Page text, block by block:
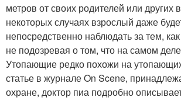
метров от своих родителей или других
некоторых случаях взрослый даже
непосредственно наблюдать за тем,
не подозревая о том, что на самом
Утопающие редко похожи на
статье в журнале On Scene,
охране, доктор пиа подробно